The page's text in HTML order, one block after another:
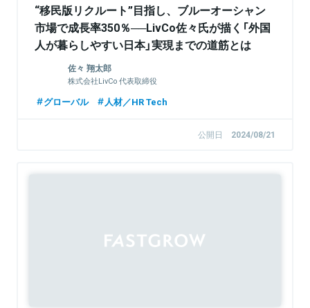
“移民版リクルート”目指し、ブルーオーシャン
市場で成長率350％──LivCo佐々氏が描く「外国
人が暮らしやすい日本」実現までの道筋とは
佐々 翔太郎
株式会社LivCo 代表取締役
グローバル 人材／HR Tech
公開日 2024/08/21